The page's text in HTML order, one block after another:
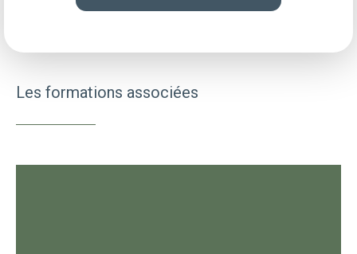
Les formations associées